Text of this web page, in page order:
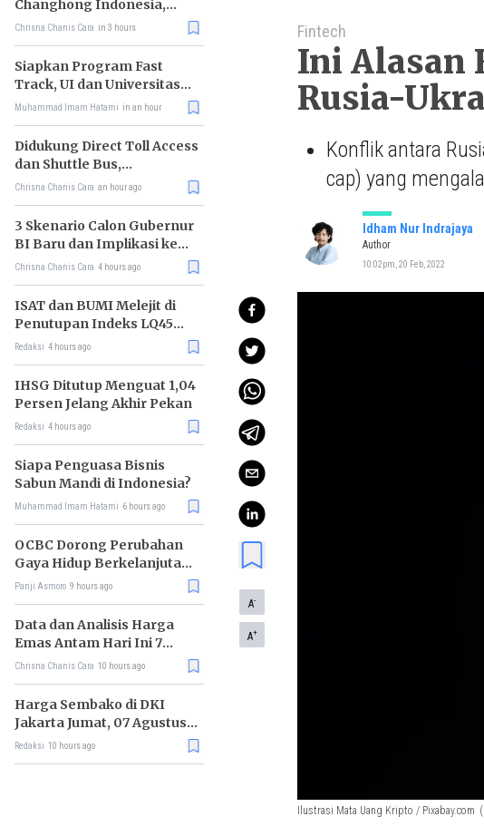
Changhong Indonesia,
Garansi Produk Kini
Chrisna Chanis Cara in 3 hours
Siapkan Program Fast
Track, UI dan Universitas
Agung Podomoro Jalin
Muhammad Imam Hatami in an hour
Didukung Direct Toll Access
dan Shuttle Bus,
Paramount Petals Kian
Chrisna Chanis Cara an hour ago
3 Skenario Calon Gubernur
BI Baru dan Implikasi ke
Pasar
Chrisna Chanis Cara 4 hours ago
ISAT dan BUMI Melejit di
Penutupan Indeks LQ45
Hari Ini
Redaksi 4 hours ago
IHSG Ditutup Menguat 1,04
Persen Jelang Akhir Pekan
Redaksi 4 hours ago
Siapa Penguasa Bisnis
Sabun Mandi di Indonesia?
Muhammad Imam Hatami 6 hours ago
OCBC Dorong Perubahan
Gaya Hidup Berkelanjutan
melalui Program RISE
Panji Asmoro 9 hours ago
Data dan Analisis Harga
Emas Antam Hari Ini 7
Agustus 2026
Chrisna Chanis Cara 10 hours ago
Harga Sembako di DKI
Jakarta Jumat, 07 Agustus
2026, Daging Sapi Naik, Gas
Redaksi 10 hours ago
A-
A+
Fintech
Ini Alasan
Rusia-
Konflik antara
cap) yang
Idham Nur Indrajaya
Author
10:02pm, 20 Feb, 2022
Ilustrasi Mata Uang Kripto / Pixabay.com